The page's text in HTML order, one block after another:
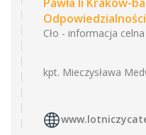
Cło - informacja celna
kpt. Mieczysława